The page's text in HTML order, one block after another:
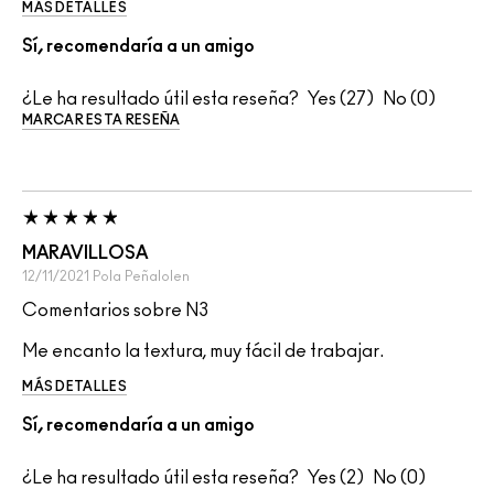
MÁS DETALLES
Sí, recomendaría a un amigo
¿Le ha resultado útil esta reseña? 27 0
MARCAR ESTA RESEÑA
MARAVILLOSA
12/11/2021 Pola Peñalolen
Comentarios sobre N3
Me encanto la textura, muy fácil de trabajar.
MÁS DETALLES
Sí, recomendaría a un amigo
¿Le ha resultado útil esta reseña? 2 0